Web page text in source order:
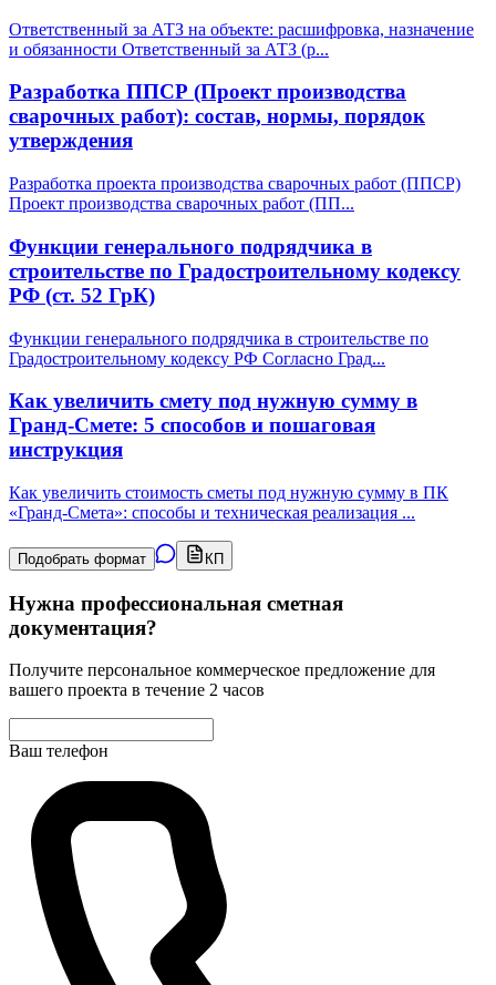
Ответственный за АТЗ на объекте: расшифровка, назначение
и обязанности Ответственный за АТЗ (р...
Разработка ППСР (Проект производства
сварочных работ): состав, нормы, порядок
утверждения
Разработка проекта производства сварочных работ (ППСР)
Проект производства сварочных работ (ПП...
Функции генерального подрядчика в
строительстве по Градостроительному кодексу
РФ (ст. 52 ГрК)
Функции генерального подрядчика в строительстве по
Градостроительному кодексу РФ Согласно Град...
Как увеличить смету под нужную сумму в
Гранд-Смете: 5 способов и пошаговая
инструкция
Как увеличить стоимость сметы под нужную сумму в ПК
«Гранд-Смета»: способы и техническая реализация ...
Подобрать формат КП
Нужна профессиональная сметная
документация?
Получите персональное коммерческое предложение для
вашего проекта в течение 2 часов
Ваш телефон